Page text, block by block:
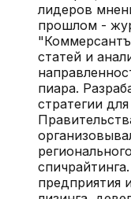
лидеров
прошлом -
статей и
пиара.
стратегии
предприятия